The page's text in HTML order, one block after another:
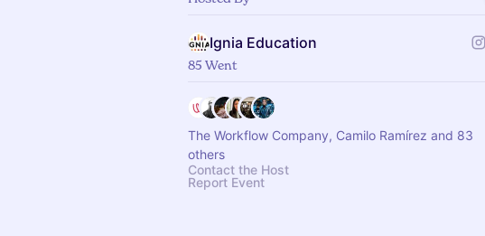
Ignia Education
85 Went
The Workflow Company, Camilo Ramírez and 83
others
Contact the Host
Report Event